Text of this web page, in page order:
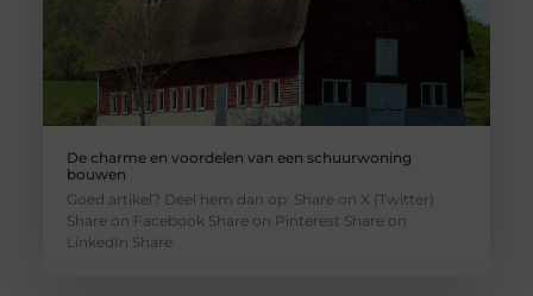
De charme en voordelen van een schuurwoning
bouwen
Goed artikel? Deel hem dan op: Share on X (Twitter)
Share on Facebook Share on Pinterest Share on
LinkedIn Share